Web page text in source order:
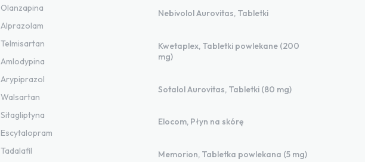
Olanzapina
Alprazolam
Telmisartan
Amlodypina
Arypiprazol
Walsartan
Sitagliptyna
Escytalopram
Tadalafil
Nebivolol Aurovitas, Tabletki
Kwetaplex, Tabletki powlekane (200
mg)
Sotalol Aurovitas, Tabletki (80 mg)
Elocom, Płyn na skórę
Memorion, Tabletka powlekana (5 mg)